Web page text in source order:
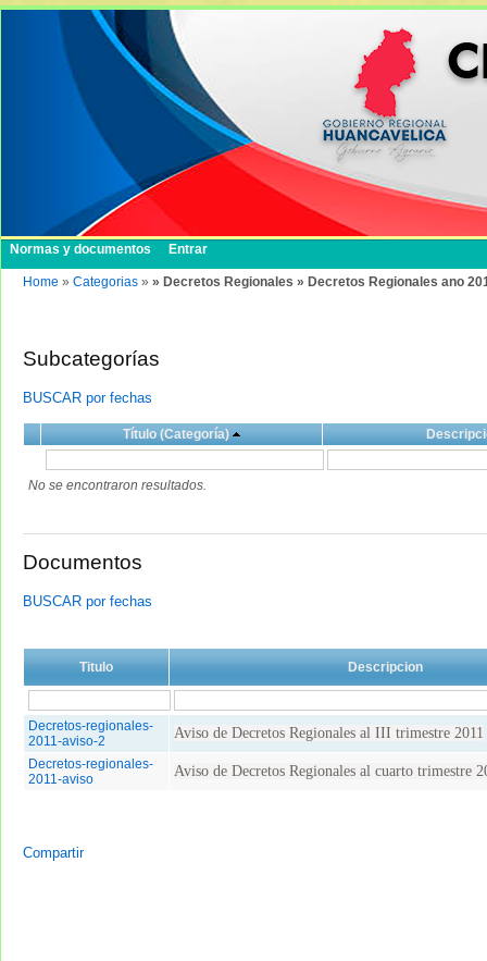
Normas y documentos Entrar
Home » Categorias » » Decretos Regionales » Decretos Regionales ano
Subcategorías
BUSCAR por fechas
Título (Categoría)
No se encontraron resultados.
Documentos
BUSCAR por fechas
Titulo Descripcion
Decretos-regionales-
2011-aviso-2
Aviso de Decretos Regionales al III trimestre 2011
Decretos-regionales-
2011-aviso
Aviso de Decretos Regionales al cuarto trimestre
Compartir